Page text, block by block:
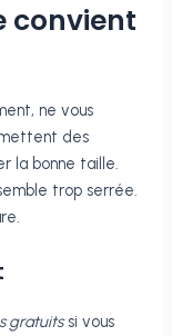
convient
ne vous
des
la bonne taille.
trop serrée.
gratuitssi vous